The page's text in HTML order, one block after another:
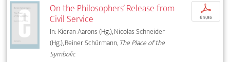
On the Philosophers’ Release from
Civil Service
In: Kieran Aarons (Hg.), Nicolas Schneider
(Hg.), Reiner Schürmann,The Place of the
Symbolic
p
€ 9,95